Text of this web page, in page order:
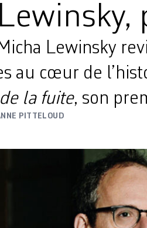
Lewinsky
au cœur de
la fuite, son
PITTELOUD